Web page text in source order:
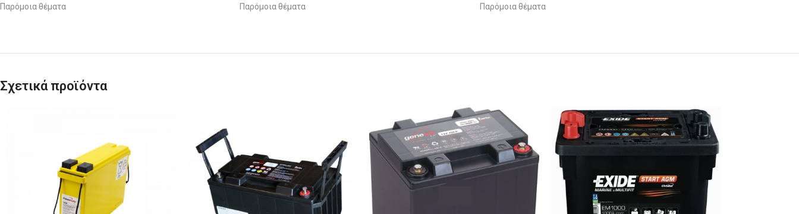
Παρόμοια θέματα
Παρόμοια θέματα
Παρόμοια θέματα
Σχετικά προϊόντα